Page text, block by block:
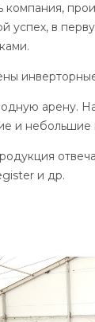
в
и
и др.